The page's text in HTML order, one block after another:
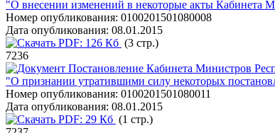
"О внесении изменений в некоторые акты Кабинета
Номер опубликования: 0100201501080008
Дата опубликования: 08.01.2015
PDF: 126 Кб (3 стр.)
7236
Постановление Кабинета Министров
"О признании утратившими силу некоторых
Номер опубликования: 0100201501080011
Дата опубликования: 08.01.2015
PDF: 29 Кб (1 стр.)